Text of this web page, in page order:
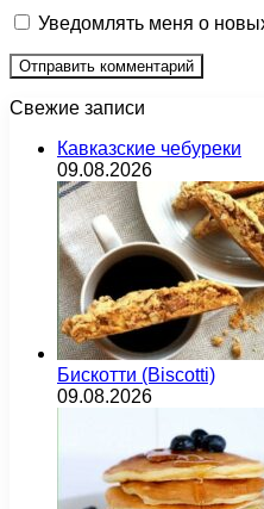
Уведомлять меня о
Свежие записи
Кавказские чебуреки
09.08.2026
Бискотти (Biscotti)
09.08.2026